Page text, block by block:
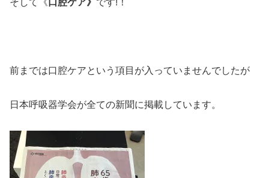
そして《 口腔ケア》 です!！
前までは口腔ケアという項目が入っていませんでしたが
日本呼吸器学会が全ての新聞に掲載しています。